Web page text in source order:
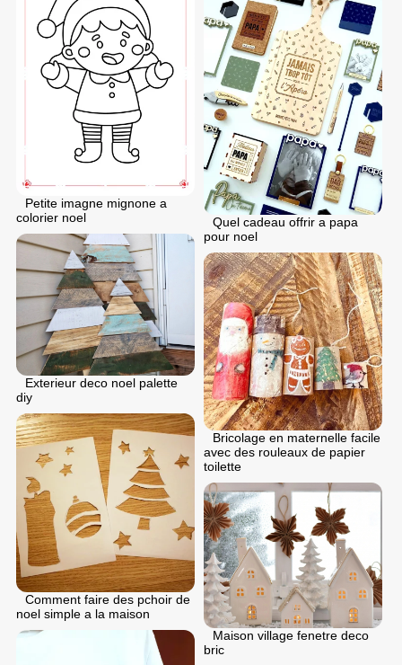
Petite imagne mignone a
colorier noel
Quel cadeau offrir a papa
pour noel
Exterieur deco noel palette
diy
Bricolage en maternelle facile
avec des rouleaux de papier
toilette
Comment faire des pchoir de
noel simple a la maison
Maison village fenetre deco
bric